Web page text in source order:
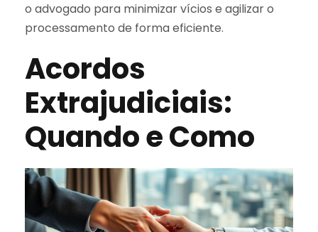
o advogado para minimizar vícios e agilizar o
processamento de forma eficiente.
Acordos
Extrajudiciais:
Quando e Como